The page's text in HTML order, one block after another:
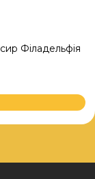
Філадельфія